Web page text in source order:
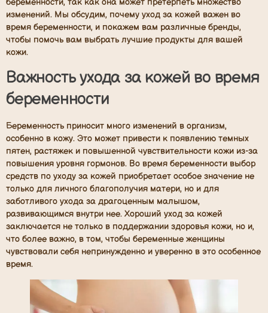
изменений. Мы обсудим, почему уход за кожей важен во
время беременности, и покажем вам различные бренды,
чтобы помочь вам выбрать лучшие продукты для вашей
кожи.
Важность ухода за кожей во время
беременности
Беременность приносит много изменений в организм,
особенно в кожу. Это может привести к появлению темных
пятен, растяжек и повышенной чувствительности кожи из-за
повышения уровня гормонов. Во время беременности выбор
средств по уходу за кожей приобретает особое значение не
только для личного благополучия матери, но и для
заботливого ухода за драгоценным малышом,
развивающимся внутри нее. Хороший уход за кожей
заключается не только в поддержании здоровья кожи, но и,
что более важно, в том, чтобы беременные женщины
чувствовали себя непринужденно и уверенно в это особенное
время.